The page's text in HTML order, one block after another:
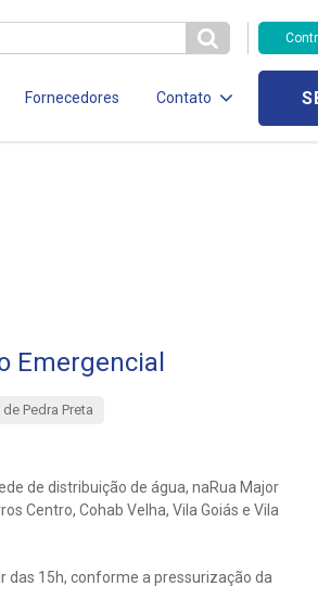
Fornecedores Contato
Emergencial
Pedra Preta
de distribuição de água, naRua Major
Centro, Cohab Velha, Vila Goiás e Vila
15h, conforme a pressurização da